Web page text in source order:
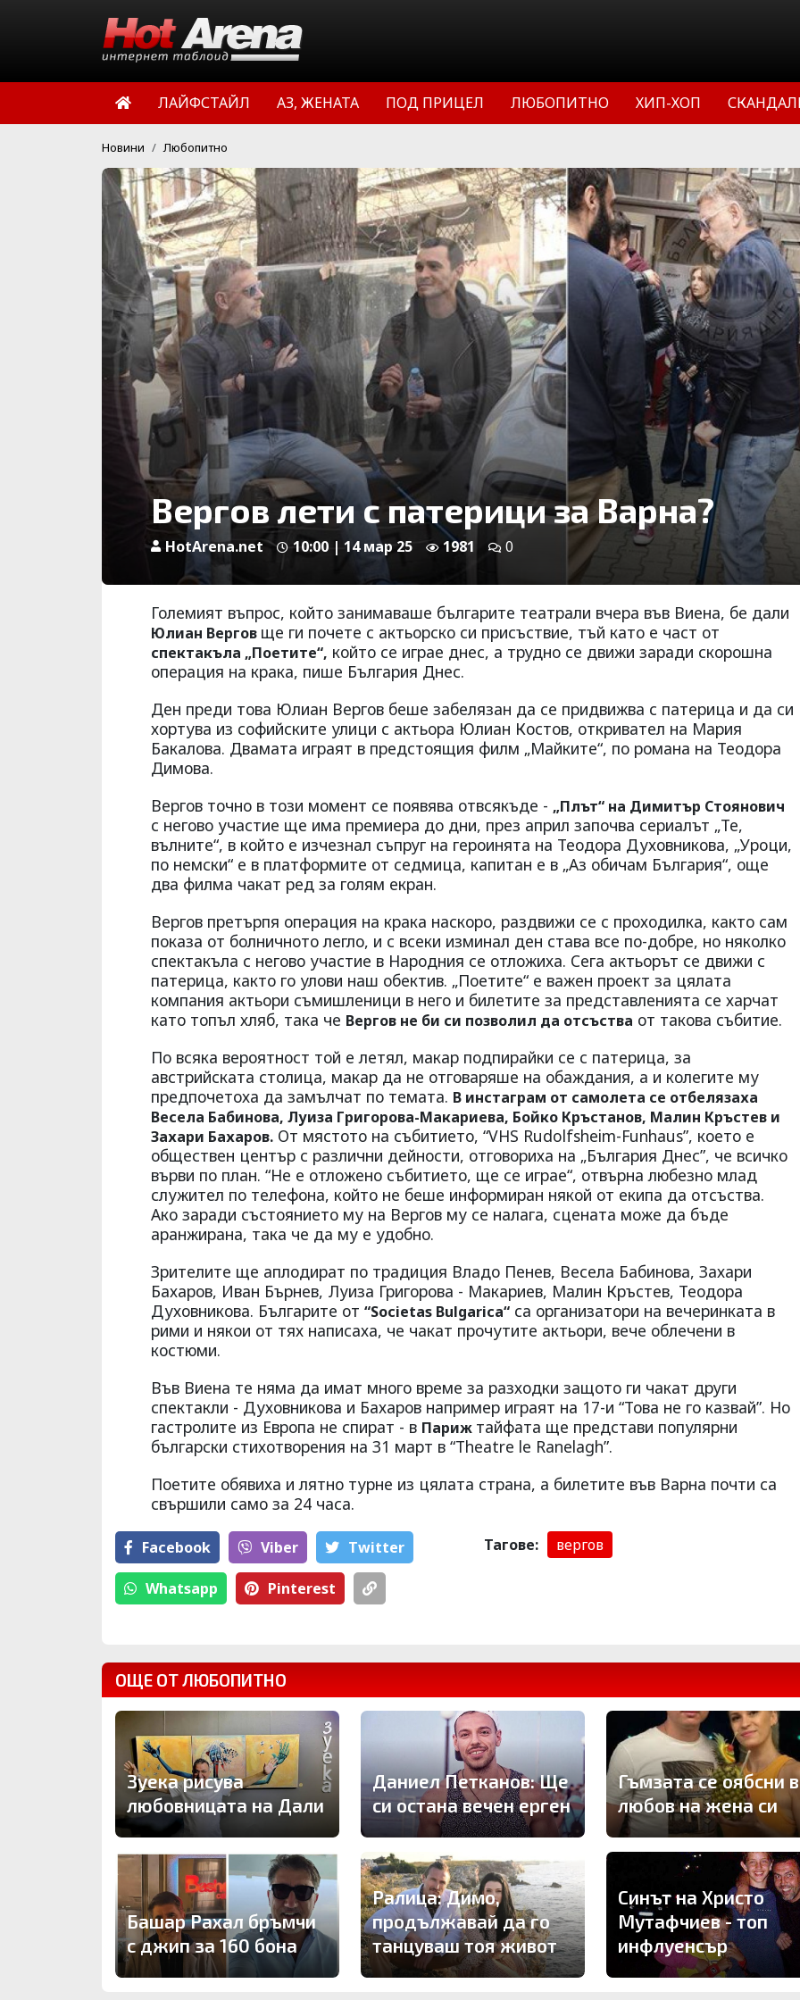
ЛАЙФСТАЙЛ АЗ, ЖЕНАТА ПОД ПРИЦЕЛ ЛЮБОПИТНО ХИП-ХОП
Новини Любопитно
Вергов лети с патерици за Варна?
HotArena.net 10:00 | 14 мар 25 1981 0
Големият въпрос, който занимаваше българите театрали вчера във Виена, бе дали
Юлиан Вергов ще ги почете с актьорско си присъствие, тъй като е част от
спектакъла „Поетите“, който се играе днес, а трудно се движи заради скорошна
операция на крака, пише България Днес.
Ден преди това Юлиан Вергов беше забелязан да се придвижва с патерица и да си
хортува из софийските улици с актьора Юлиан Костов, откривател на Мария
Бакалова. Двамата играят в предстоящия филм „Майките“, по романа на Теодора
Димова.
Вергов точно в този момент се появява отвсякъде - „Плът“ на Димитър Стоянович
с негово участие ще има премиера до дни, през април започва сериалът „Те,
вълните“, в който е изчезнал съпруг на героинята на Теодора Духовникова, „Уроци,
по немски“ е в платформите от седмица, капитан е в „Аз обичам България“, още
два филма чакат ред за голям екран.
Вергов претърпя операция на крака наскоро, раздвижи се с проходилка, както сам
показа от болничното легло, и с всеки изминал ден става все по-добре, но няколко
спектакъла с негово участие в Народния се отложиха. Сега актьорът се движи с
патерица, както го улови наш обектив. „Поетите“ е важен проект за цялата
компания актьори съмишленици в него и билетите за представленията се харчат
като топъл хляб, така че Вергов не би си позволил да отсъства от такова събитие.
По всяка вероятност той е летял, макар подпирайки се с патерица, за
австрийската столица, макар да не отговаряше на обаждания, а и колегите му
предпочетоха да замълчат по темата. В инстаграм от самолета се отбелязаха
Весела Бабинова, Луиза Григорова-Макариева, Бойко Кръстанов, Малин Кръстев и
Захари Бахаров. От мястото на събитието, “VHS Rudolfsheim-Funhaus”, което е
обществен център с различни дейности, отговориха на „България Днес”, че всичко
върви по план. “Не е отложено събитието, ще се играе“, отвърна любезно млад
служител по телефона, който не беше информиран някой от екипа да отсъства.
Ако заради състоянието му на Вергов му се налага, сцената може да бъде
аранжирана, така че да му е удобно.
Зрителите ще аплодират по традиция Владо Пенев, Весела Бабинова, Захари
Бахаров, Иван Бърнев, Луиза Григорова - Макариев, Малин Кръстев, Теодора
Духовникова. Българите от “Societas Bulgarica“ са организатори на вечеринката в
рими и някои от тях написаха, че чакат прочутите актьори, вече облечени в
костюми.
Във Виена те няма да имат много време за разходки защото ги чакат други
спектакли - Духовникова и Бахаров например играят на 17-и “Това не го казвай”. Но
гастролите из Европа не спират - в Париж тайфата ще представи популярни
български стихотворения на 31 март в “Theatre le Ranelagh”.
Поетите обявиха и лятно турне из цялата страна, а билетите във Варна почти са
свършили само за 24 часа.
Facebook Viber Тwitter
Whatsapp Pinterest
Тагове: вергов
ОЩЕ ОТ ЛЮБОПИТНО
Зуека рисува
любовницата на Дали
Даниел Петканов: Ще
си остана вечен ерген
Гъмзата се оябсни в
любов на жена си
Башар Рахал бръмчи
с джип за 160 бона
Ралица: Димо,
продължавай да го
танцуваш тоя живот
Синът на Христо
Мутафчиев - топ
инфлуенсър